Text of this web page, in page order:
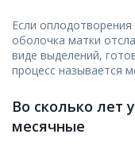
Если оплодотворения
оболочка матки
виде выделений,
процесс называется
Во сколько лет
месячные